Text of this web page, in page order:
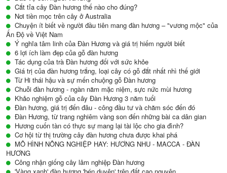
Cắt tỉa cây Đàn hương thế nào cho đúng?
Nơi tiền mọc trên cây ở Australia
Chuyện ít biết về người đầu tiên mang đàn hương – "vương mộc" của
Ấn Độ về Việt Nam
Ý nghĩa tâm linh của Đàn Hương và giá trị hiếm người biết
6 lợi ích làm đẹp của gỗ đàn hương
Tác dụng của trà Đàn hương đối với sức khỏe
Giá trị của đàn hương trắng, loại cây có gỗ đắt nhất nhì thế giới
Từ Hi thái hậu và sự mến chuộng gỗ Đàn hương
Chuỗi đàn hương - ngàn năm mặc niệm, sực nức mùi hương
Khảo nghiệm gỗ của cây Đàn Hương 3 năm tuổi
Đàn hương, giá trị đến đâu - công đầu tư và chăm sóc đến đó
Đàn Hương, từ trang nghiêm vàng son đến những bài ca dân gian
Hương cuốn tàn có thực sự mang lại tài lộc cho gia đình?
Cơ hội từ thị trường cây đàn hương chưa được khai phá
MÔ HÌNH NÔNG NGHIỆP HAY: HƯƠNG NHU - MACCA - ĐÀN
HƯƠNG
Công nhận giống cây lâm nghiệp Đàn hương
'Vàng xanh' đàn hương 'bén duyên' trên đất cao nguyên